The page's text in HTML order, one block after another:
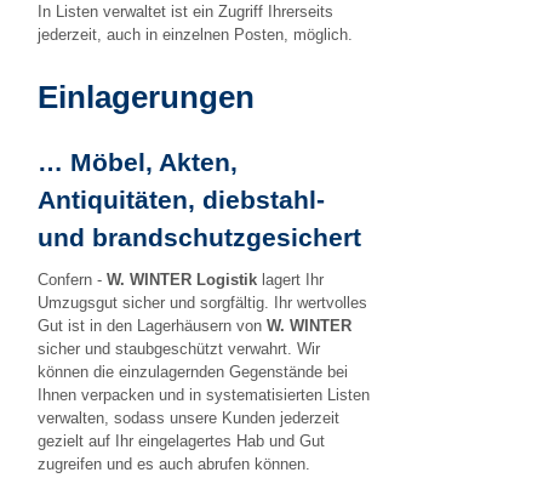
In Listen verwaltet ist ein Zugriff Ihrerseits
jederzeit, auch in einzelnen Posten, möglich.
Einlagerungen
… Möbel, Akten,
Antiquitäten, diebstahl-
und brandschutzgesichert
Confern -W. WINTER Logistik lagert Ihr
Umzugsgut sicher und sorgfältig. Ihr wertvolles
Gut ist in den Lagerhäusern vonW. WINTER
sicher und staubgeschützt verwahrt. Wir
können die einzulagernden Gegenstände bei
Ihnen verpacken und in systematisierten Listen
verwalten, sodass unsere Kunden jederzeit
gezielt auf Ihr eingelagertes Hab und Gut
zugreifen und es auch abrufen können.